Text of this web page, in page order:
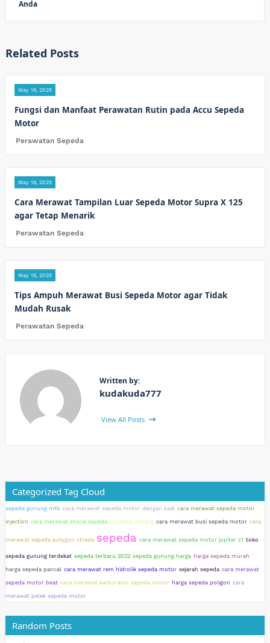
Anda
Related Posts
May 16, 2025
Fungsi dan Manfaat Perawatan Rutin pada Accu Sepeda
Motor
Perawatan Sepeda
May 16, 2025
Cara Merawat Tampilan Luar Sepeda Motor Supra X 125
agar Tetap Menarik
Perawatan Sepeda
May 16, 2025
Tips Ampuh Merawat Busi Sepeda Motor agar Tidak
Mudah Rusak
Perawatan Sepeda
Written by:
kudakuda777
View All Posts
Categorized Tag Cloud
sepeda gunung mtb cara merawat sepeda motor dengan baik cara merawat sepeda motor
injection cara merawat shock sepeda rodalink malang cara merawat busi sepeda motor cara
merawat sepeda polygon xtrada sepeda cara merawat sepeda motor jupiter z1 toko
sepeda gunung terdekat sepeda terbaru 2022 sepeda gunung harga harga sepeda murah
harga sepeda pancal cara merawat rem hidrolik sepeda motor sejarah sepeda cara merawat
sepeda motor beat cara merawat karburator sepeda motor harga sepeda poligon cara
merawat pelek sepeda motor
Random Posts